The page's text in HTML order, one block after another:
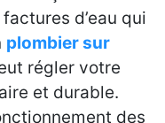
d’eau qui
plombier sur
régler votre
et durable.
des